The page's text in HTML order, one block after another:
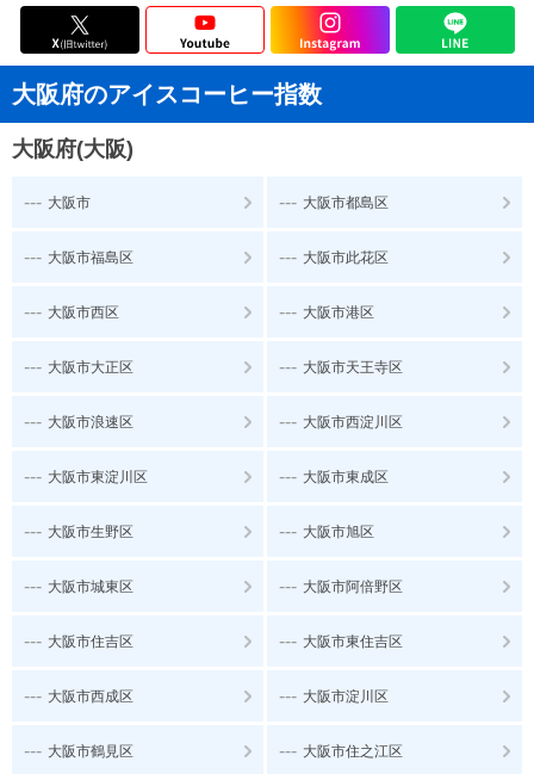
大阪府のアイスコーヒー指数
大阪府(大阪)
--- 大阪市 --- 大阪市都島区
--- 大阪市福島区 --- 大阪市此花区
--- 大阪市西区 --- 大阪市港区
--- 大阪市大正区 --- 大阪市天王寺区
--- 大阪市浪速区 --- 大阪市西淀川区
--- 大阪市東淀川区 --- 大阪市東成区
--- 大阪市生野区 --- 大阪市旭区
--- 大阪市城東区 --- 大阪市阿倍野区
--- 大阪市住吉区 --- 大阪市東住吉区
--- 大阪市西成区 --- 大阪市淀川区
--- 大阪市鶴見区 --- 大阪市住之江区